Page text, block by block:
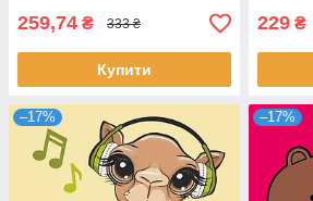
259,74 ₴ 333 ₴
Купити
229 ₴
–17% –17%